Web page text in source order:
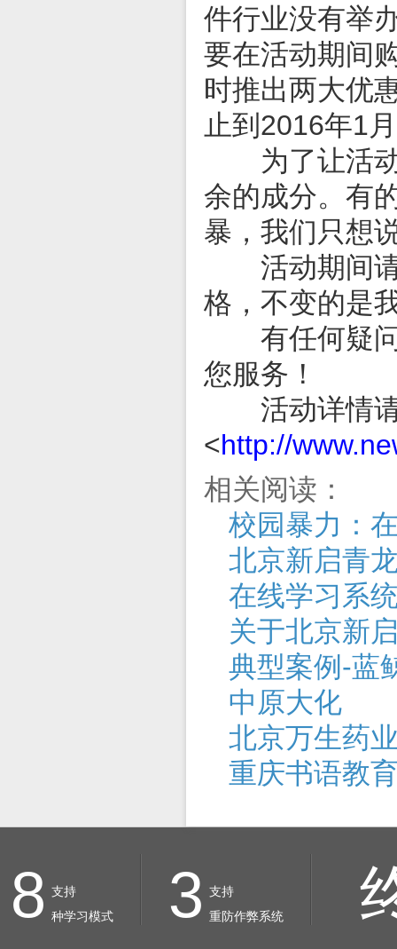
件行业没有举
要在活动期间
时推出两大优
止到2016年1
为了让活动
余的成分。有
暴，我们只想
活动期间请
格，不变的是
有任何疑问
您服务！
活动详情请
<http://
相关阅读：
校园暴力：
北京新启青
在线学习系
关于北京新
典型案例-蓝
中原大化
北京万生药
重庆书语教
8 支持
种学习模式
3 支持
重防作弊系统